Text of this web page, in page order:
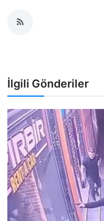
İlgili Gönderiler